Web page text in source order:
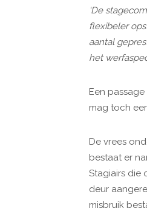
‘De
flexibeler
aantal
het
Een
mag toch
De vrees
bestaat er
Stagiairs die
deur
misbruik